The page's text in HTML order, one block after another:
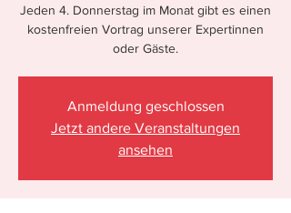
Jeden 4. Donnerstag im Monat gibt es einen
kostenfreien Vortrag unserer Expertinnen
oder Gäste.
Anmeldung geschlossen
Jetzt andere Veranstaltungen
ansehen